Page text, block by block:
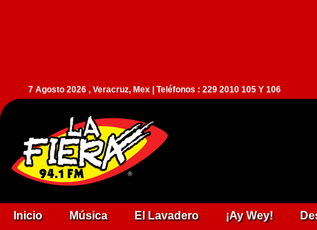
7 Agosto 2026 , Veracruz, Mex | Teléfonos : 229 2010 105 Y 106
Inicio Música El Lavadero ¡Ay Wey!